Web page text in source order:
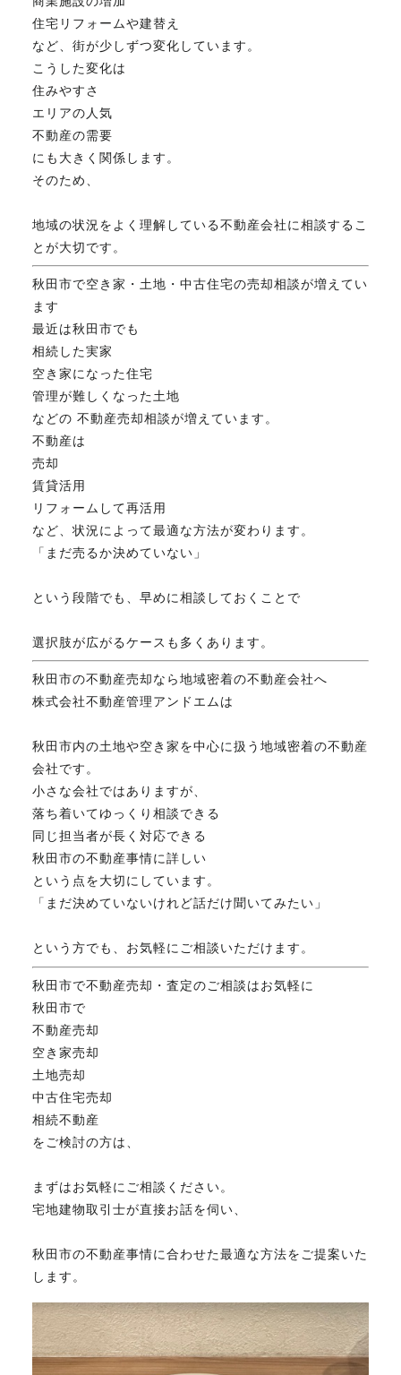
住宅リフォームや建替え
など、街が少しずつ変化しています。
こうした変化は
住みやすさ
エリアの人気
不動産の需要
にも大きく関係します。
そのため、
地域の状況をよく理解している不動産会社に相談するこ
とが大切です。
秋田市で空き家・土地・中古住宅の売却相談が増えてい
ます
最近は秋田市でも
相続した実家
空き家になった住宅
管理が難しくなった土地
などの 不動産売却相談が増えています。
不動産は
売却
賃貸活用
リフォームして再活用
など、状況によって最適な方法が変わります。
「まだ売るか決めていない」
という段階でも、早めに相談しておくことで
選択肢が広がるケースも多くあります。
秋田市の不動産売却なら地域密着の不動産会社へ
株式会社不動産管理アンドエムは
秋田市内の土地や空き家を中心に扱う地域密着の不動産
会社です。
小さな会社ではありますが、
落ち着いてゆっくり相談できる
同じ担当者が長く対応できる
秋田市の不動産事情に詳しい
という点を大切にしています。
「まだ決めていないけれど話だけ聞いてみたい」
という方でも、お気軽にご相談いただけます。
秋田市で不動産売却・査定のご相談はお気軽に
秋田市で
不動産売却
空き家売却
土地売却
中古住宅売却
相続不動産
をご検討の方は、
まずはお気軽にご相談ください。
宅地建物取引士が直接お話を伺い、
秋田市の不動産事情に合わせた最適な方法をご提案いた
します。